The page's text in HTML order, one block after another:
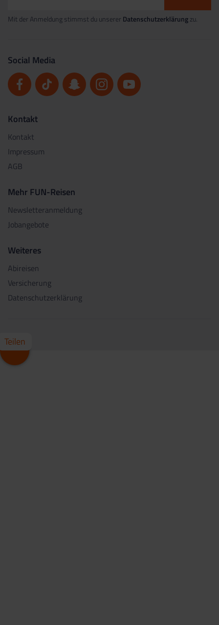
Mit der Anmeldung stimmst du unserer Datenschutzerklärungzu.
Social Media
Kontakt
Kontakt
Impressum
AGB
Mehr FUN-Reisen
Newsletteranmeldung
Jobangebote
Weiteres
Abireisen
Versicherung
Datenschutzerklärung
Teilen
Whatsapp
Facebook
X